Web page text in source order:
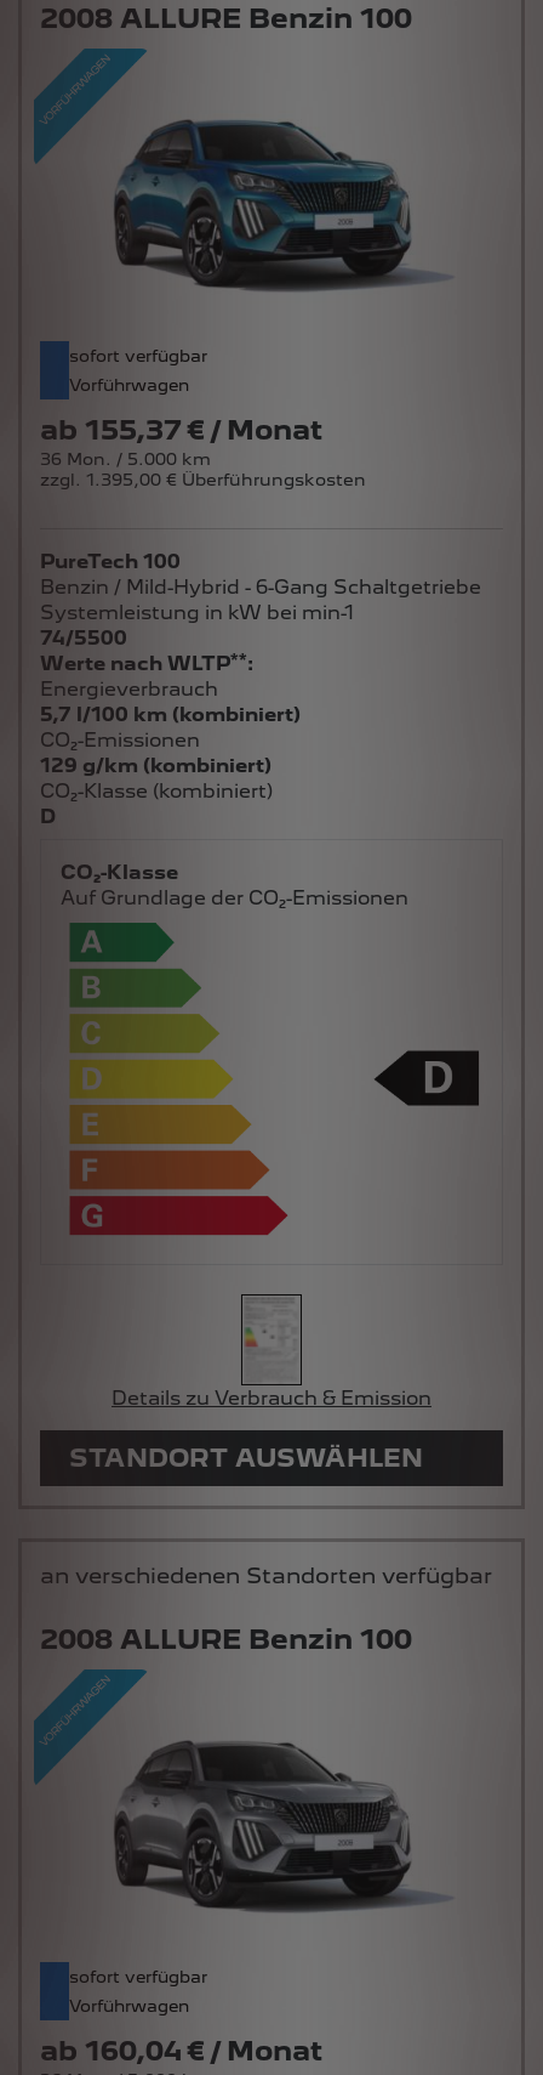
2008 ALLURE Benzin 100
sofort verfügbar
Vorführwagen
ab 155,37 € / Monat
36 Mon. / 5.000 km
zzgl. 1.395,00 € Überführungskosten
PureTech 100
Benzin / Mild-Hybrid - 6-Gang Schaltgetriebe
Systemleistung in kW bei min-1
74/5500
Werte nach WLTP**:
Energieverbrauch
5,7 l/100 km (kombiniert)
CO₂-Emissionen
129 g/km (kombiniert)
CO₂-Klasse (kombiniert)
D
CO₂-Klasse
Auf Grundlage der CO₂-Emissionen
Details zu Verbrauch & Emission
STANDORT AUSWÄHLEN
2008 ALLURE Benzin 100
sofort verfügbar
Vorführwagen
ab 160,04 € / Monat
an verschiedenen Standorten verfügbar